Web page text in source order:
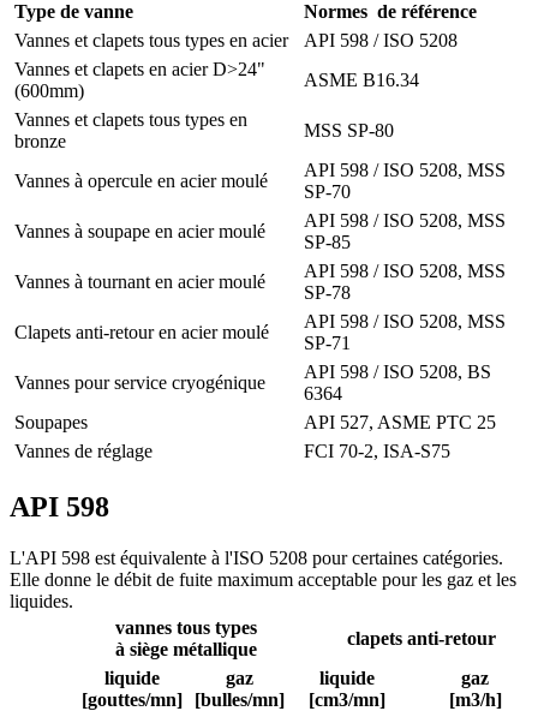
Type de vanne
Normes de référence
Vannes et clapets tous types en acier
API 598 / ISO 5208
Vannes et clapets en acier D>24"
(600mm)
ASME B16.34
Vannes et clapets tous types en
bronze
MSS SP-80
Vannes à opercule en acier moulé
API 598 / ISO 5208, MSS
SP-70
Vannes à soupape en acier moulé
API 598 / ISO 5208, MSS
SP-85
Vannes à tournant en acier moulé
API 598 / ISO 5208, MSS
SP-78
Clapets anti-retour en acier moulé
API 598 / ISO 5208, MSS
SP-71
Vannes pour service cryogénique
API 598 / ISO 5208, BS
6364
Soupapes
API 527, ASME PTC 25
Vannes de réglage
FCI 70-2, ISA-S75
API 598
L'API 598 est équivalente à l'ISO 5208 pour certaines catégories.
Elle donne le débit de fuite maximum acceptable pour les gaz et les
liquides.
vannes tous types
à siège métallique
clapets anti-retour
liquide
[gouttes/mn]
gaz
[bulles/mn]
liquide
[cm3/mn]
gaz
[m3/h]